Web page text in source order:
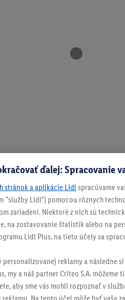
ďalej: Spracovanie
stránok a aplikácie Lidl spracúvame
"služby Lidl") pomocou rôznych
zariadení. Niektoré z nich sú
na zostavovanie štatistík alebo na
Lidl Plus, na tieto účely sa
reklamy a následne
my a náš partner Criteo S.A.
aby sme vás mohli rozpoznať v